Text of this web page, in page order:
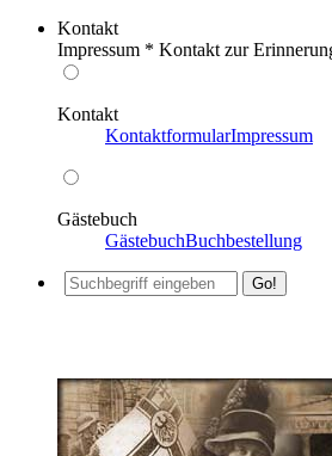
Kontakt
Impressum * Kontakt zur
Kontakt
KontaktformularImpressum
Gästebuch
GästebuchBuchbestellung